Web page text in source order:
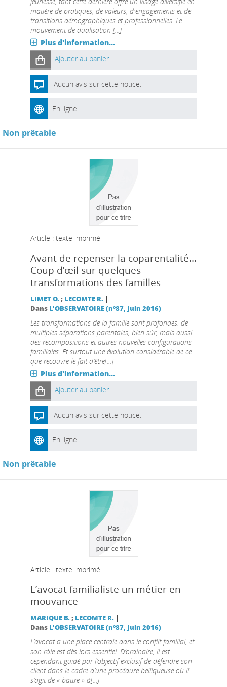
matière de pratiques, de valeurs, d'engagements et de
transitions démographiques et professionnelles. Le
mouvement de dualisation [...]
Plus d'information...
Ajouter au panier
Aucun avis sur cette notice.
En ligne
Non prêtable
Article : texte imprimé
Avant de repenser la coparentalité...
Coup d’œil sur quelques
transformations des familles
LIMET O.; LECOMTE R. |
Dans L'OBSERVATOIRE (n°87, Juin 2016)
Les transformations de la famille sont profondes: de
multiples séparations parentales, bien sûr, mais aussi
des recompositions et autres nouvelles configurations
familiales. Et surtout une évolution considérable de ce
que recouvre le fait d’être[...]
Plus d'information...
Ajouter au panier
Aucun avis sur cette notice.
En ligne
Non prêtable
Article : texte imprimé
L’avocat familialiste un métier en
mouvance
MARIQUE B.; LECOMTE R. |
Dans L'OBSERVATOIRE (n°87, Juin 2016)
L’avocat a une place centrale dans le conflit familial, et
son rôle est dès lors essentiel. D’ordinaire, il est
cependant guidé par l’objectif exclusif de défendre son
client dans le cadre d’une procédure belliqueuse où il
s’agit de « battre » à[...]